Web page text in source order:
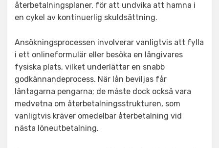
återbetalningsplaner, för att undvika att hamna i
en cykel av kontinuerlig skuldsättning.
Ansökningsprocessen involverar vanligtvis att fylla
i ett onlineformulär eller besöka en långivares
fysiska plats, vilket underlättar en snabb
godkännandeprocess. När lån beviljas får
låntagarna pengarna; de måste dock också vara
medvetna om återbetalningsstrukturen, som
vanligtvis kräver omedelbar återbetalning vid
nästa löneutbetalning.